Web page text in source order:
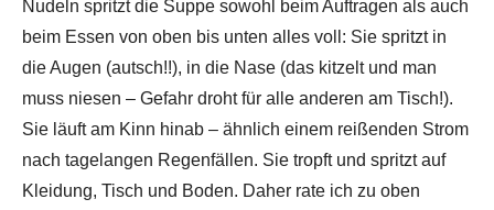
Nudeln spritzt die Suppe sowohl beim Auftragen als auch
beim Essen von oben bis unten alles voll: Sie spritzt in
die Augen (autsch!!), in die Nase (das kitzelt und man
muss niesen – Gefahr droht für alle anderen am Tisch!).
Sie läuft am Kinn hinab – ähnlich einem reißenden Strom
nach tagelangen Regenfällen. Sie tropft und spritzt auf
Kleidung, Tisch und Boden. Daher rate ich zu oben